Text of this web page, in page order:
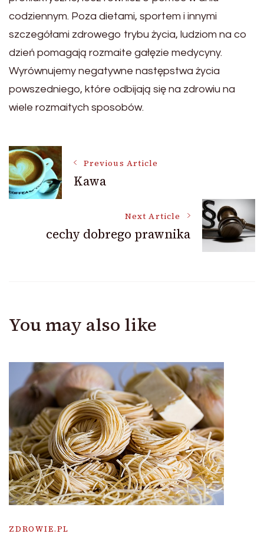
codziennym. Poza dietami, sportem i innymi
szczegółami zdrowego trybu życia, ludziom na co
dzień pomagają rozmaite gałęzie medycyny.
Wyrównujemy negatywne następstwa życia
powszedniego, które odbijają się na zdrowiu na
wiele rozmaitych sposobów.
Post
Navigation
Previous Article
Kawa
Next Article
cechy dobrego prawnika
You may also like
ZDROWIE.PL